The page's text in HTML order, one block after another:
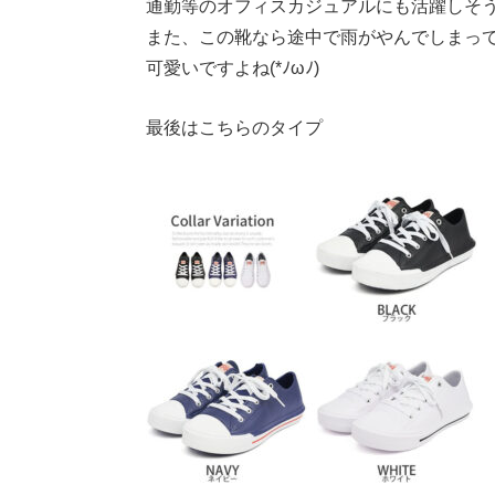
通勤等のオフィスカジュアルにも活躍しそ
また、この靴なら途中で雨がやんでしまっ
可愛いですよね(*ﾉωﾉ)
最後はこちらのタイプ